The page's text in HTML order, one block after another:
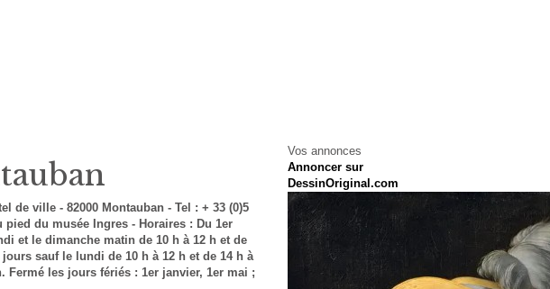
de ville - 82000 Montauban - Tel : + 33 (0)5
du musée Ingres - Horaires : Du 1er
et le dimanche matin de 10 h à 12 h et de
sauf le lundi de 10 h à 12 h et de 14 h à
les jours fériés : 1er janvier, 1er mai ;
Vos annonces
Annoncer sur
DessinOriginal.com